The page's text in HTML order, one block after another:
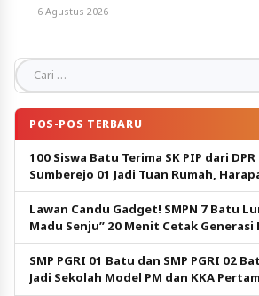
6 Agustus 2026
Cari untuk:
POS-POS TERBARU
100 Siswa Batu Terima SK PIP dari DPR
Sumberejo 01 Jadi Tuan Rumah,
Pendidikan Gratis
Lawan Candu Gadget! SMPN 7 Batu
Madu Senju” 20 Menit Cetak Generasi
SMP PGRI 01 Batu dan SMP PGRI 02
Jadi Sekolah Model PM dan KKA